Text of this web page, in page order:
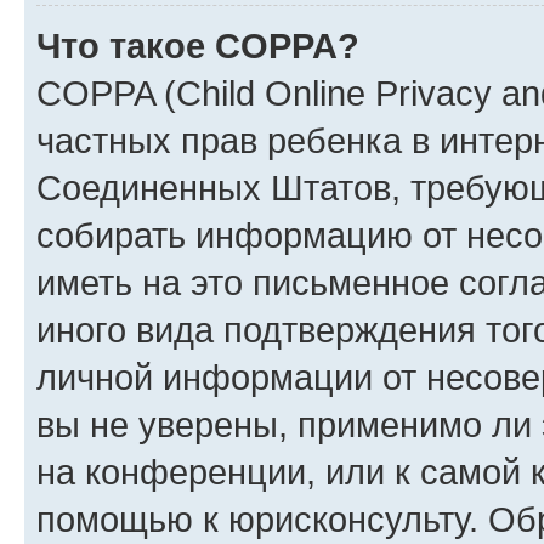
Что такое COPPA?
COPPA (Child Online Privacy
частных прав ребенка в
Соединенных Штатов,
собирать информацию от
иметь на это письменное
иного вида подтверждения
личной информации от
вы не уверены, применимо ли
на конференции, или к самой
помощью к юрисконсульту.